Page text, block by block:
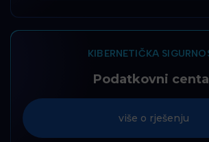
KIBERNETIČKA
Podatkovni
više o rješenju